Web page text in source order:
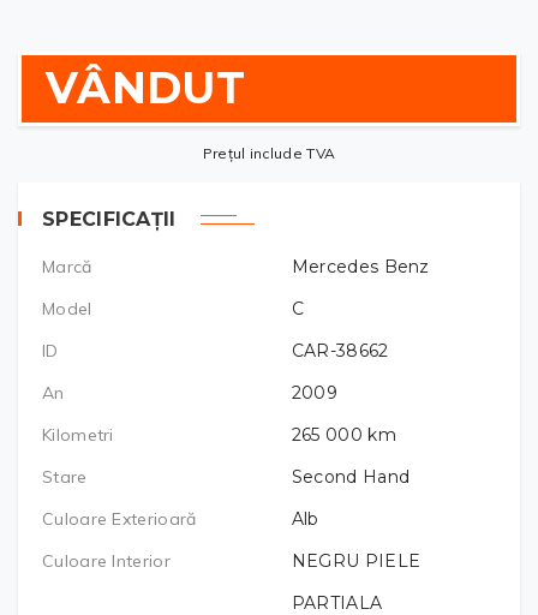
VÂNDUT
Prețul include TVA
SPECIFICAȚII
Marcă
Mercedes Benz
Model
C
ID
CAR-38662
An
2009
Kilometri
265 000 km
Stare
Second Hand
Culoare Exterioară
Alb
Culoare Interior
NEGRU PIELE
PARTIALA